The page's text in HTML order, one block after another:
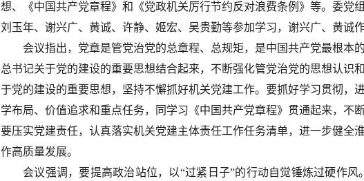
想、《中国共产党章程》和《党政机关厉行节约反对浪费条例》等。委党
刘玉年、谢兴广、黄诚、许静、姬宏、吴贵勤等参加学习，谢兴广、黄诚
会议指出，党章是管党治党的总章程、总规矩，是中国共产党最根本
总书记关于党的建设的重要思想结合起来，不断强化管党治党的思想认识
于党的建设的重要思想，坚持不懈抓好机关党建工作。要抓好学习贯彻，
学布局、价值追求和重点任务，同学习《中国共产党章程》贯通起来，不
要压实党建责任，认真落实机关党建主体责任工作任务清单，进一步健全
作高质量发展。
会议强调，要提高政治站位，以“过紧日子”的行动自觉锤炼过硬作风